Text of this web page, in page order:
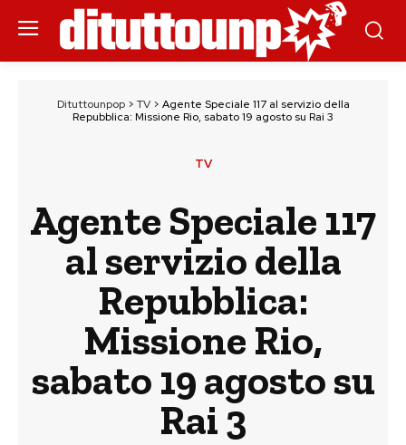
Dituttounpop> TV> Agente Speciale 117 al servizio della
Repubblica: Missione Rio, sabato 19 agosto su Rai 3
TV
Agente Speciale 117
al servizio della
Repubblica:
Missione Rio,
sabato 19 agosto su
Rai 3